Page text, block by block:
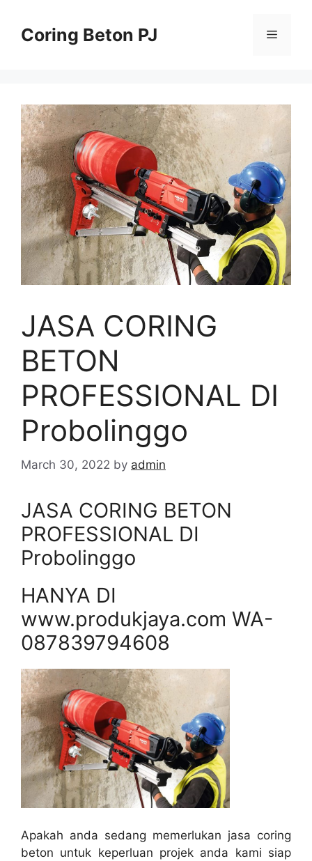
contentCoring Beton PJ Menu
JASA CORING
BETON
PROFESSIONAL DI
Probolinggo
March 30, 2022 by admin
JASA CORING BETON
PROFESSIONAL DI
Probolinggo
HANYA DI
www.produkjaya.com WA-
087839794608
Apakah anda sedang memerlukan jasa coring
beton untuk keperluan projek anda kami siap